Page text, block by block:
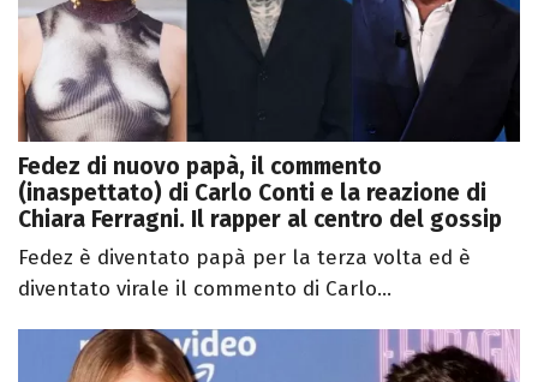
Fedez di nuovo papà, il commento
(inaspettato) di Carlo Conti e la reazione di
Chiara Ferragni. Il rapper al centro del gossip
Fedez è diventato papà per la terza volta ed è
diventato virale il commento di Carlo...